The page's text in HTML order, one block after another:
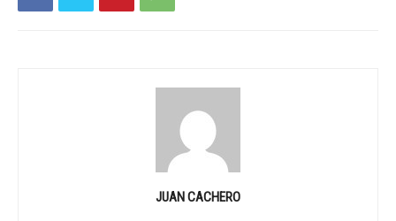
JUAN CACHERO